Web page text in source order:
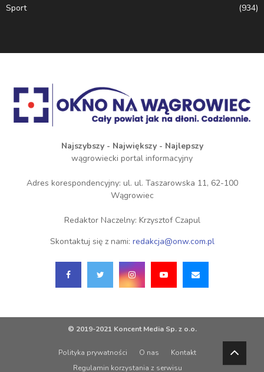
Sport
(934)
Najszybszy - Największy - Najlepszy
wągrowiecki portal informacyjny
Adres korespondencyjny: ul. ul. Taszarowska 11, 62-100
Wągrowiec
Redaktor Naczelny: Krzysztof Czapul
Skontaktuj się z nami: redakcja@onw.com.pl
© 2019-2021 Koncent Media Sp. z o.o.
Polityka prywatności O nas
Kontakt
Regulamin korzystania z serwisu